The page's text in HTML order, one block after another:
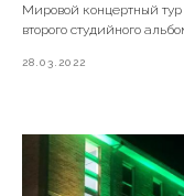
Мировой концертный
второго студийного
28.03.2022